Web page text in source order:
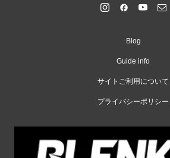
Blog
Guide info
サイトご利用について
プライバシーポリシー